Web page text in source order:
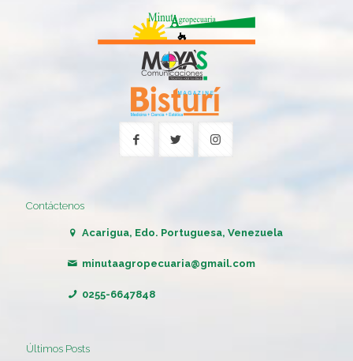
Contáctenos
Acarigua, Edo. Portuguesa, Venezuela
minutaagropecuaria@gmail.com
0255-6647848
Últimos Posts